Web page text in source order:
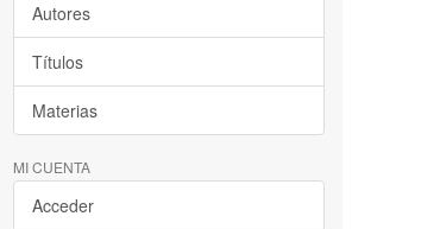
Autores
Títulos
Materias
MI CUENTA
Acceder